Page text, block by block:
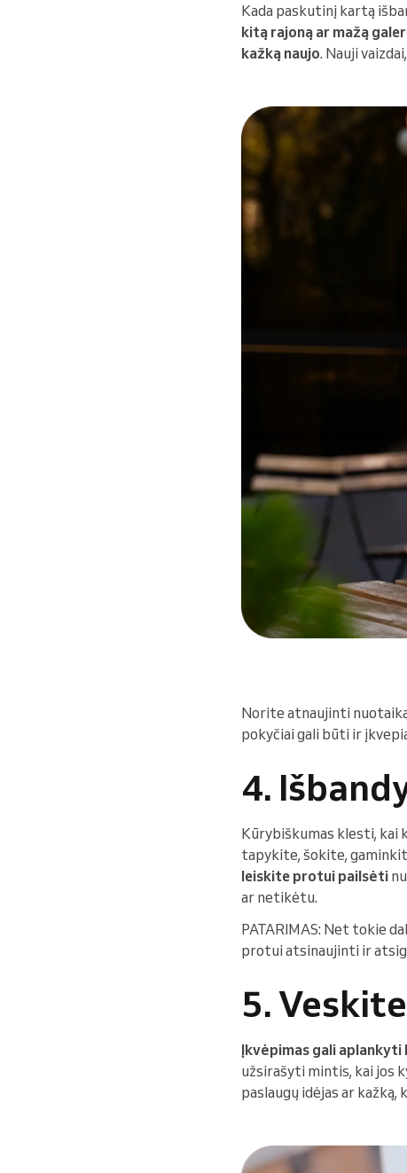
Kada paskutinį kartą
kitą rajoną ar mažą
kažką naujo. Nauji
Norite atnaujinti
pokyčiai gali būti ir
4.
Kūrybiškumas klesti, kai
tapykite, šokite,
leiskite protui pailsėti
ar netikėtu.
PATARIMAS: Net tokie
protui atsinaujinti ir
5.
Įkvėpimas gali aplankyti
užsirašyti mintis, kai jos
paslaugų idėjas ar